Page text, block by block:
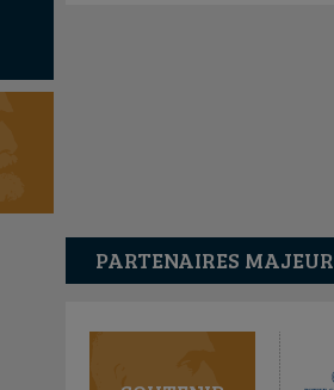
PARTENAIRES